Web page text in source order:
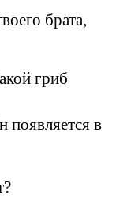
брата,
гриб
в